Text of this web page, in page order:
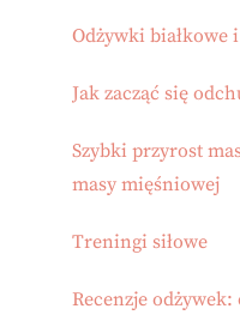
Odżywki białkowe
Jak zacząć się
Szybki przyrost
masy mięśniowej
Treningi siłowe
Recenzje